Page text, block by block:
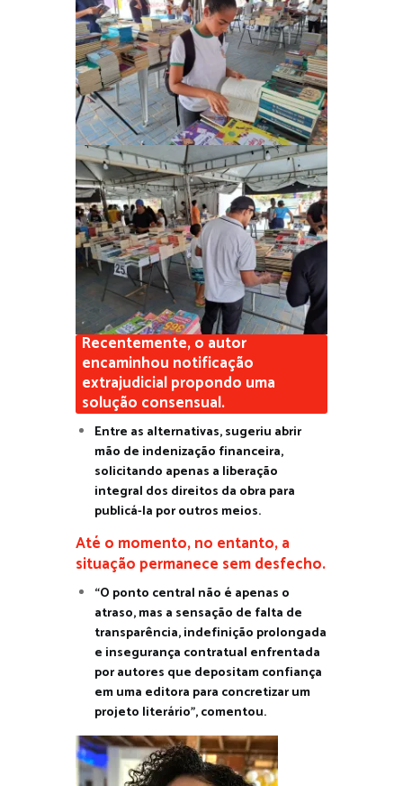
Recentemente, o autor
encaminhou notificação
extrajudicial propondo uma
solução consensual.
Entre as alternativas, sugeriu abrir
mão de indenização financeira,
solicitando apenas a liberação
integral dos direitos da obra para
publicá-la por outros meios.
Até o momento, no entanto, a
situação permanece sem desfecho.
“O ponto central não é apenas o
atraso, mas a sensação de falta de
transparência, indefinição prolongada
e insegurança contratual enfrentada
por autores que depositam confiança
em uma editora para concretizar um
projeto literário”, comentou.